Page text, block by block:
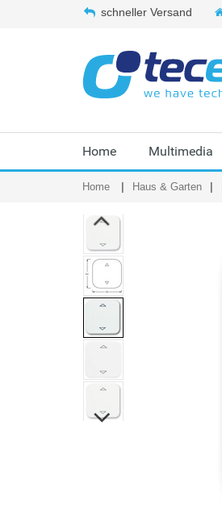
schneller Versand
Home Multimedia
Home Haus & Garten